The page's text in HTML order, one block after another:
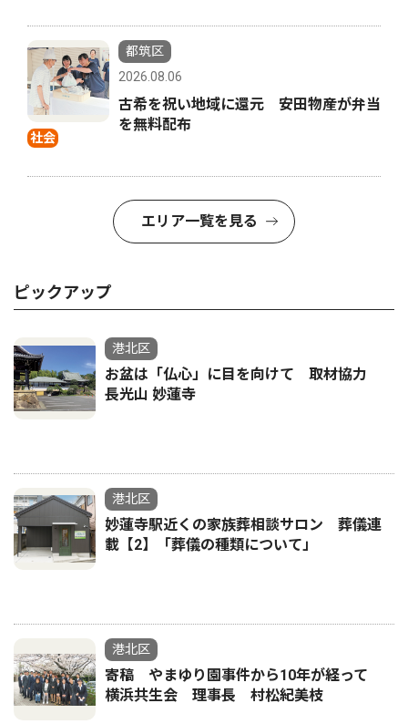
社会
都筑区
2026.08.06
古希を祝い地域に還元 安田物産が弁当
を無料配布
エリア一覧を見る
ピックアップ
港北区
お盆は「仏心」に目を向けて 取材協力
長光山 妙蓮寺
港北区
妙蓮寺駅近くの家族葬相談サロン 葬儀連
載【2】「葬儀の種類について」
港北区
寄稿 やまゆり園事件から10年が経って
横浜共生会 理事長 村松紀美枝